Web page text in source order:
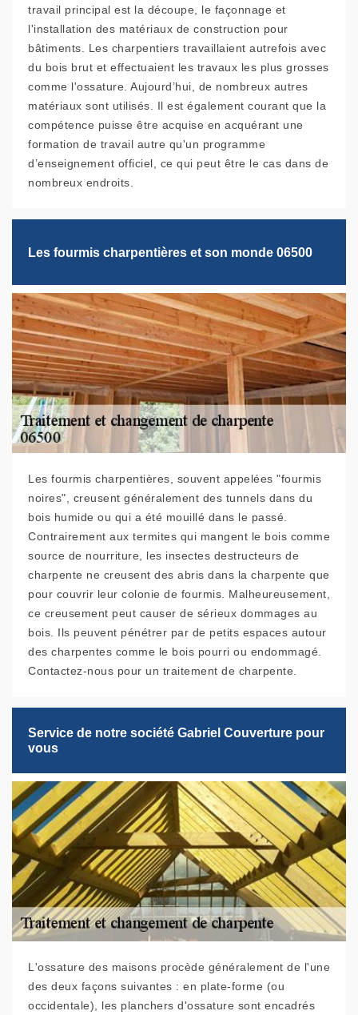
travail principal est la découpe, le façonnage et
l'installation des matériaux de construction pour
bâtiments. Les charpentiers travaillaient autrefois avec
du bois brut et effectuaient les travaux les plus grosses
comme l'ossature. Aujourd’hui, de nombreux autres
matériaux sont utilisés. Il est également courant que la
compétence puisse être acquise en acquérant une
formation de travail autre qu'un programme
d’enseignement officiel, ce qui peut être le cas dans de
nombreux endroits.
Les fourmis charpentières et son monde 06500
Les fourmis charpentières, souvent appelées "fourmis
noires", creusent généralement des tunnels dans du
bois humide ou qui a été mouillé dans le passé.
Contrairement aux termites qui mangent le bois comme
source de nourriture, les insectes destructeurs de
charpente ne creusent des abris dans la charpente que
pour couvrir leur colonie de fourmis. Malheureusement,
ce creusement peut causer de sérieux dommages au
bois. Ils peuvent pénétrer par de petits espaces autour
des charpentes comme le bois pourri ou endommagé.
Contactez-nous pour un traitement de charpente.
Service de notre société Gabriel Couverture pour
vous
L'ossature des maisons procède généralement de l'une
des deux façons suivantes : en plate-forme (ou
occidentale), les planchers d'ossature sont encadrés